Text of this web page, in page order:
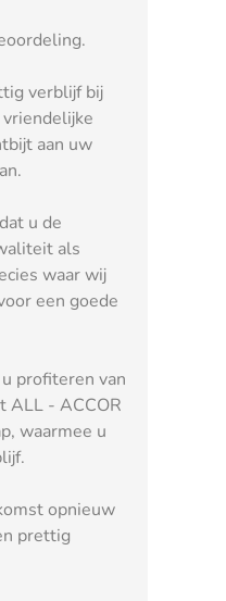
verblijf bij
aan uw
u de
als
waar wij
een goede
profiteren van
ALL - ACCOR
waarmee u
opnieuw
prettig